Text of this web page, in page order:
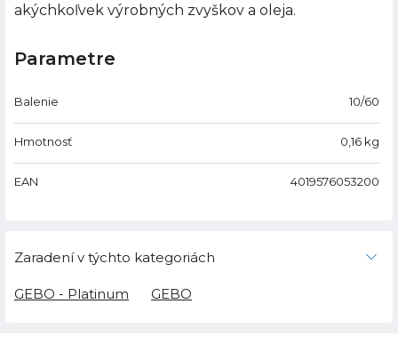
akýchkoľvek výrobných zvyškov a oleja.
Parametre
Balenie 10/60
Hmotnosť 0,16 kg
EAN 4019576053200
Zaradení v týchto kategoriách
GEBO - Platinum GEBO